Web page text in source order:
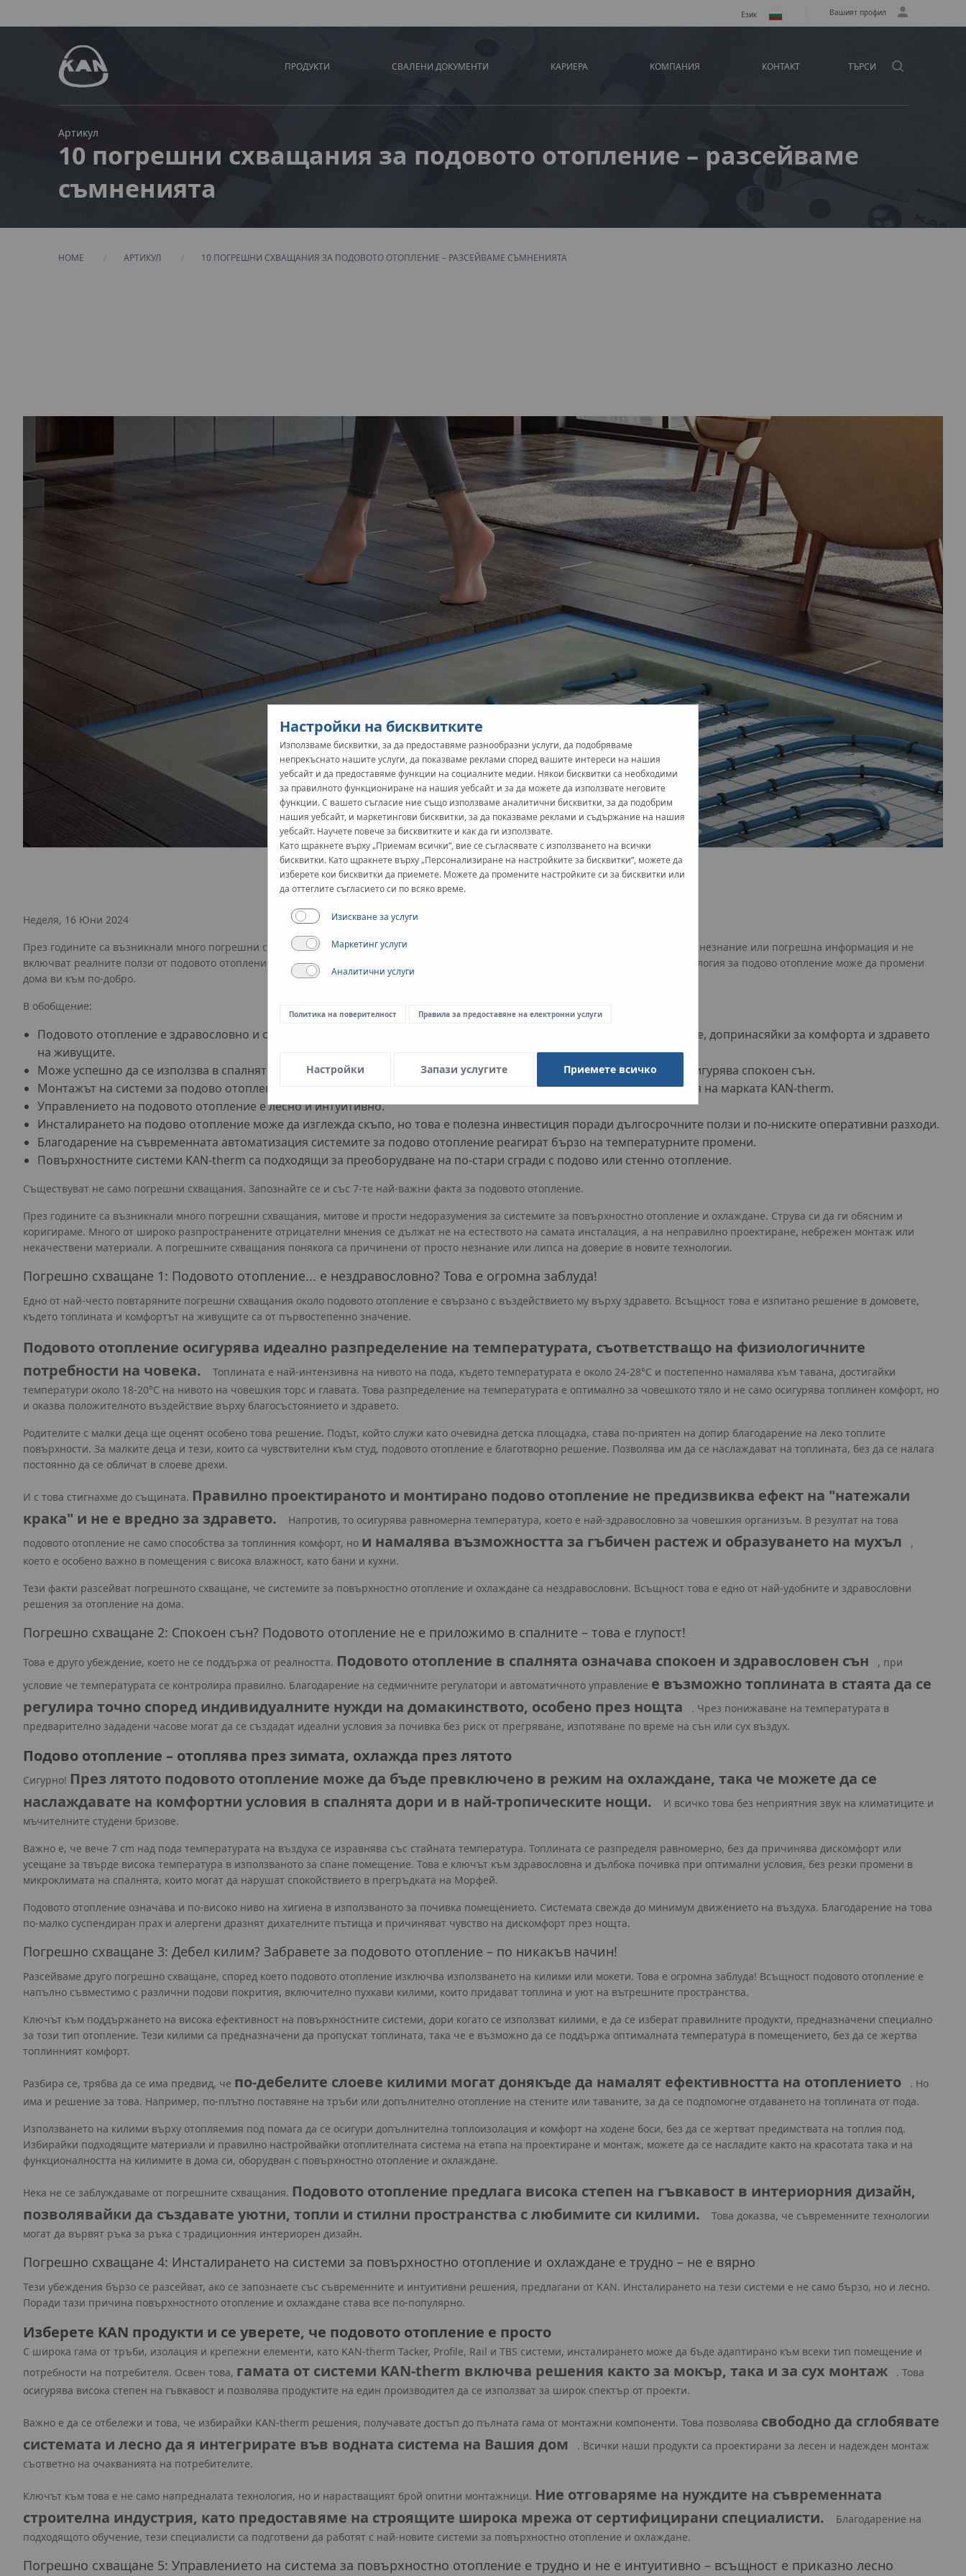
Език Вашият профил
ПРОДУКТИ СВАЛЕНИ ДОКУМЕНТИ КАРИЕРА КОМПАНИЯ КОНТАКТ ТЪРСИ
Артикул
10 погрешни схващания за подовото отопление – разсейваме
съмненията
HOME АРТИКУЛ CURRENT:
10 ПОГРЕШНИ СХВАЩАНИЯ ЗА ПОДОВОТО ОТОПЛЕНИЕ – РАЗСЕЙВАМЕ СЪМНЕНИЯТА
Неделя, 16 Юни 2024
През годините са възникнали много погрешни схващания за подовото отопление. Всъщност много от тези убеждения произтичат от незнание или погрешна информация и не
включват реалните ползи от подовото отопление. Време е да разсеем тези погрешни схващания и да видим как съвременната технология за подово отопление може да промени
дома ви към по-добро.
В обобщение:
Подовото отопление е здравословно и осигурява оптимално разпределение на температурата в цялото помещение, допринасяйки за комфорта и здравето
на живущите.
Може успешно да се използва в спалнята и благодарение на способността си точно да регулира температурата, осигурява спокоен сън.
Монтажът на системи за подово отопление е лесен и бърз благодарение на съвременните инсталационни решения на марката KAN-therm.
Управлението на подовото отопление е лесно и интуитивно.
Инсталирането на подово отопление може да изглежда скъпо, но това е полезна инвестиция поради дългосрочните ползи и по-ниските оперативни разходи.
Благодарение на съвременната автоматизация системите за подово отопление реагират бързо на температурните промени.
Повърхностните системи KAN-therm са подходящи за преоборудване на по-стари сгради с подово или стенно отопление.
Съществуват не само погрешни схващания. Запознайте се и със 7-те най-важни факта за подовото отопление.
През годините са възникнали много погрешни схващания, митове и прости недоразумения за системите за повърхностно отопление и охлаждане. Струва си да ги обясним и
коригираме. Много от широко разпространените отрицателни мнения се дължат не на естеството на самата инсталация, а на неправилно проектиране, небрежен монтаж или
некачествени материали. А погрешните схващания понякога са причинени от просто незнание или липса на доверие в новите технологии.
Погрешно схващане 1: Подовото отопление... е нездравословно? Това е огромна заблуда!
Едно от най-често повтаряните погрешни схващания около подовото отопление е свързано с въздействието му върху здравето. Всъщност това е изпитано решение в домовете,
където топлината и комфортът на живущите са от първостепенно значение.
Подовото отопление осигурява идеално разпределение на температурата, съответстващо на физиологичните
потребности на човека.
Топлината е най-интензивна на нивото на пода, където температурата е около 24-28°C и постепенно намалява към тавана, достигайки
температури около 18-20°C на нивото на човешкия торс и главата. Това разпределение на температурата е оптимално за човешкото тяло и не само осигурява топлинен комфорт, но
и оказва положителното въздействие върху благосъстоянието и здравето.
Родителите с малки деца ще оценят особено това решение. Подът, който служи като очевидна детска площадка, става по-приятен на допир благодарение на леко топлите
повърхности. За малките деца и тези, които са чувствителни към студ, подовото отопление е благотворно решение. Позволява им да се наслаждават на топлината, без да се налага
постоянно да се обличат в слоеве дрехи.
И с това стигнахме до същината. Правилно проектираното и монтирано подово отопление не предизвиква ефект на "натежали
крака" и не е вредно за здравето.
Напротив, то осигурява равномерна температура, което е най-здравословно за човешкия организъм. В резултат на това
подовото отопление не само способства за топлинния комфорт, но и намалява възможността за гъбичен растеж и образуването на мухъл
,
което е особено важно в помещения с висока влажност, като бани и кухни.
Тези факти разсейват погрешното схващане, че системите за повърхностно отопление и охлаждане са нездравословни. Всъщност това е едно от най-удобните и здравословни
решения за отопление на дома.
Погрешно схващане 2: Спокоен сън? Подовото отопление не е приложимо в спалните – това е глупост!
Това е друго убеждение, което не се поддържа от реалността. Подовото отопление в спалнята означава спокоен и здравословен сън
, при
условие че температурата се контролира правилно. Благодарение на седмичните регулатори и автоматичното управление е възможно топлината в стаята да се
регулира точно според индивидуалните нужди на домакинството, особено през нощта
. Чрез понижаване на температурата в
предварително зададени часове могат да се създадат идеални условия за почивка без риск от прегряване, изпотяване по време на сън или сух въздух.
Подово отопление – отоплява през зимата, охлажда през лятото
Сигурно! През лятото подовото отопление може да бъде превключено в режим на охлаждане, така че можете да се
наслаждавате на комфортни условия в спалнята дори и в най-тропическите нощи.
И всичко това без неприятния звук на климатиците и
мъчителните студени бризове.
Важно е, че вече 7 cm над пода температурата на въздуха се изравнява със стайната температура. Топлината се разпределя равномерно, без да причинява дискомфорт или
усещане за твърде висока температура в използваното за спане помещение. Това е ключът към здравословна и дълбока почивка при оптимални условия, без резки промени в
микроклимата на спалнята, които могат да нарушат спокойствието в прегръдката на Морфей.
Подовото отопление означава и по-високо ниво на хигиена в използваното за почивка помещението. Системата свежда до минимум движението на въздуха. Благодарение на това
по-малко суспендиран прах и алергени дразнят дихателните пътища и причиняват чувство на дискомфорт през нощта.
Погрешно схващане 3: Дебел килим? Забравете за подовото отопление – по никакъв начин!
Разсейваме друго погрешно схващане, според което подовото отопление изключва използването на килими или мокети. Това е огромна заблуда! Всъщност подовото отопление е
напълно съвместимо с различни подови покрития, включително пухкави килими, които придават топлина и уют на вътрешните пространства.
Ключът към поддържането на висока ефективност на повърхностните системи, дори когато се използват килими, е да се изберат правилните продукти, предназначени специално
за този тип отопление. Тези килими са предназначени да пропускат топлината, така че е възможно да се поддържа оптималната температура в помещението, без да се жертва
топлинният комфорт.
Разбира се, трябва да се има предвид, че по-дебелите слоеве килими могат донякъде да намалят ефективността на отоплението
. Но
има и решение за това. Например, по-плътно поставяне на тръби или допълнително отопление на стените или таваните, за да се подпомогне отдаването на топлината от пода.
Използването на килими върху отопляемия под помага да се осигури допълнителна топлоизолация и комфорт на ходене боси, без да се жертват предимствата на топлия под.
Избирайки подходящите материали и правилно настройвайки отоплителната система на етапа на проектиране и монтаж, можете да се насладите както на красотата така и на
функционалността на килимите в дома си, оборудван с повърхностно отопление и охлаждане.
Нека не се заблуждаваме от погрешните схващания. Подовото отопление предлага висока степен на гъвкавост в интериорния дизайн,
позволявайки да създавате уютни, топли и стилни пространства с любимите си килими.
Това доказва, че съвременните технологии
могат да вървят ръка за ръка с традиционния интериорен дизайн.
Погрешно схващане 4: Инсталирането на системи за повърхностно отопление и охлаждане е трудно – не е вярно
Тези убеждения бързо се разсейват, ако се запознаете със съвременните и интуитивни решения, предлагани от KAN. Инсталирането на тези системи е не само бързо, но и лесно.
Поради тази причина повърхностното отопление и охлаждане става все по-популярно.
Изберете KAN продукти и се уверете, че подовото отопление е просто
С широка гама от тръби, изолация и крепежни елементи, като KAN-therm Tacker, Profile, Rail и TBS системи, инсталирането може да бъде адаптирано към всеки тип помещение и
потребности на потребителя. Освен това, гамата от системи KAN-therm включва решения както за мокър, така и за сух монтаж
. Това
осигурява висока степен на гъвкавост и позволява продуктите на един производител да се използват за широк спектър от проекти.
Важно е да се отбележи и това, че избирайки KAN-therm решения, получавате достъп до пълната гама от монтажни компоненти. Това позволява свободно да сглобявате
системата и лесно да я интегрирате във водната система на Вашия дом
. Всички наши продукти са проектирани за лесен и надежден монтаж
съответно на очакванията на потребителите.
Ключът към това е не само напредналата технология, но и нарастващият брой опитни монтажници. Ние отговаряме на нуждите на съвременната
строителна индустрия, като предоставяме на строящите широка мрежа от сертифицирани специалисти.
Благодарение на
подходящото обучение, тези специалисти са подготвени да работят с най-новите системи за повърхностно отопление и охлаждане.
Погрешно схващане 5: Управлението на система за повърхностно отопление е трудно и не е интуитивно – всъщност е приказно лесно
Настройки на бисквитките
Използваме бисквитки, за да предоставяме разнообразни услуги, да подобряваме
непрекъснато нашите услуги, да показваме реклами според вашите интереси на нашия
уебсайт и да предоставяме функции на социалните медии. Някои бисквитки са необходими
за правилното функциониране на нашия уебсайт и за да можете да използвате неговите
функции. С вашето съгласие ние също използваме аналитични бисквитки, за да подобрим
нашия уебсайт, и маркетингови бисквитки, за да показваме реклами и съдържание на нашия
уебсайт. Научете повече за бисквитките и как да ги използвате.
Като щракнете върху „Приемам всички“, вие се съгласявате с използването на всички
бисквитки. Като щракнете върху „Персонализиране на настройките за бисквитки“, можете да
изберете кои бисквитки да приемете. Можете да промените настройките си за бисквитки или
да оттеглите съгласието си по всяко време.
Изискване за услуги
Маркетинг услуги
Аналитични услуги
Политика на поверителност Правила за предоставяне на електронни услуги
Настройки Запази услугите Приемете всичко